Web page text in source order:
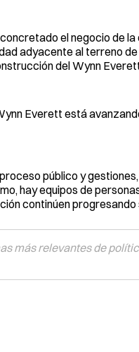
el negocio de
adyacente al terreno
del Wynn
Everett está
público y
hay equipos de
continúen
más relevantes de